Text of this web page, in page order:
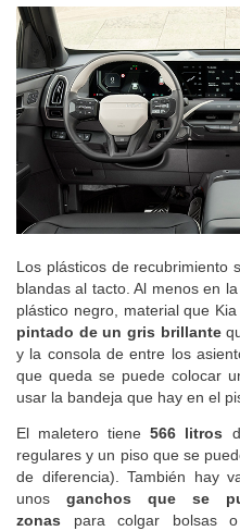
Los plásticos de recubrimiento
blandas al tacto. Al menos en
plástico negro, material que
pintado de un gris brillante
y la consola de entre los
que queda se puede colocar
usar la bandeja que hay en el
El maletero tiene566 litros
regulares y un piso que se
de diferencia). También hay
unos ganchos que se
zonas para colgar bolsas